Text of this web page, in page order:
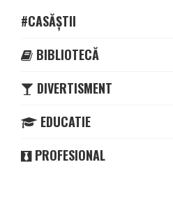
#CASĂȘTII
BIBLIOTECĂ
DIVERTISMENT
EDUCATIE
PROFESIONAL